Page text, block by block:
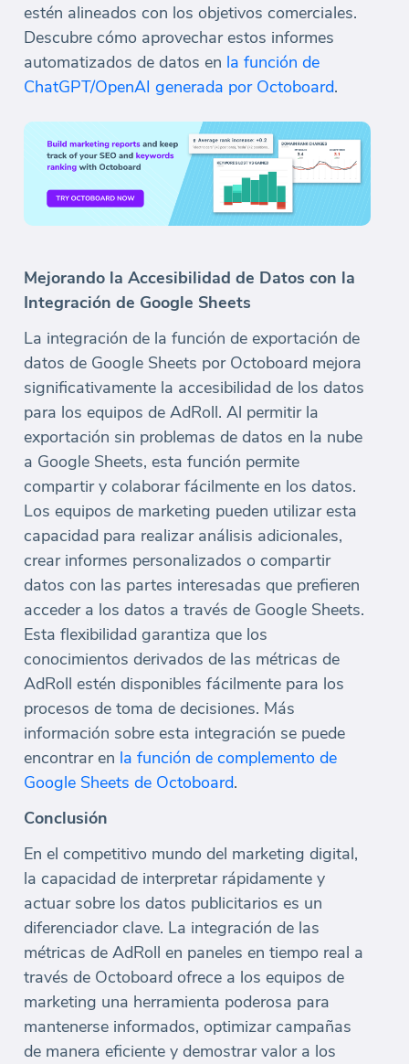
estén alineados con los objetivos comerciales.
Descubre cómo aprovechar estos informes
automatizados de datos en la función de
ChatGPT/OpenAI generada por Octoboard.
Mejorando la Accesibilidad de Datos con la
Integración de Google Sheets
La integración de la función de exportación de
datos de Google Sheets por Octoboard mejora
significativamente la accesibilidad de los datos
para los equipos de AdRoll. Al permitir la
exportación sin problemas de datos en la nube
a Google Sheets, esta función permite
compartir y colaborar fácilmente en los datos.
Los equipos de marketing pueden utilizar esta
capacidad para realizar análisis adicionales,
crear informes personalizados o compartir
datos con las partes interesadas que prefieren
acceder a los datos a través de Google Sheets.
Esta flexibilidad garantiza que los
conocimientos derivados de las métricas de
AdRoll estén disponibles fácilmente para los
procesos de toma de decisiones. Más
información sobre esta integración se puede
encontrar en la función de complemento de
Google Sheets de Octoboard.
Conclusión
En el competitivo mundo del marketing digital,
la capacidad de interpretar rápidamente y
actuar sobre los datos publicitarios es un
diferenciador clave. La integración de las
métricas de AdRoll en paneles en tiempo real a
través de Octoboard ofrece a los equipos de
marketing una herramienta poderosa para
mantenerse informados, optimizar campañas
de manera eficiente y demostrar valor a los